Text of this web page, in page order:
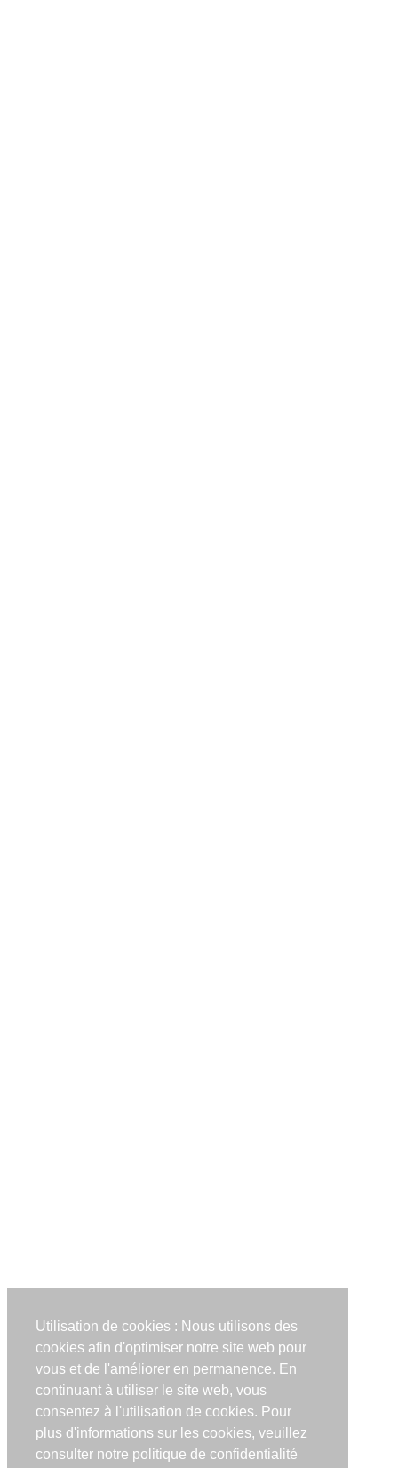
Utilisation de cookies : Nous utilisons des
cookies afin d'optimiser notre site web pour
vous et de l'améliorer en permanence. En
continuant à utiliser le site web, vous
consentez à l'utilisation de cookies. Pour
plus d'informations sur les cookies, veuillez
consulter notre politique de confidentialité